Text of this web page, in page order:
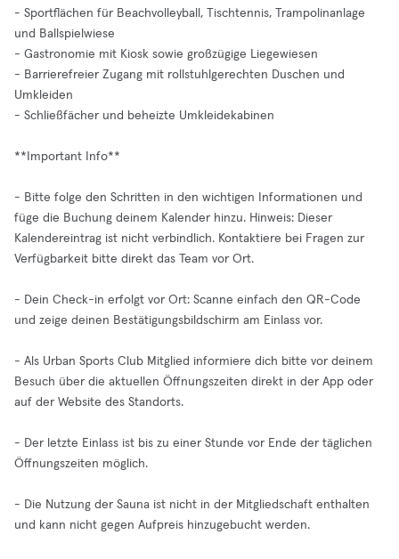
- Sportflächen für Beachvolleyball, Tischtennis, Trampolinanlage
und Ballspielwiese
- Gastronomie mit Kiosk sowie großzügige Liegewiesen
- Barrierefreier Zugang mit rollstuhlgerechten Duschen und
Umkleiden
- Schließfächer und beheizte Umkleidekabinen
**Important Info**
- Bitte folge den Schritten in den wichtigen Informationen und
füge die Buchung deinem Kalender hinzu. Hinweis: Dieser
Kalendereintrag ist nicht verbindlich. Kontaktiere bei Fragen zur
Verfügbarkeit bitte direkt das Team vor Ort.
- Dein Check-in erfolgt vor Ort: Scanne einfach den QR-Code
und zeige deinen Bestätigungsbildschirm am Einlass vor.
- Als Urban Sports Club Mitglied informiere dich bitte vor deinem
Besuch über die aktuellen Öffnungszeiten direkt in der App oder
auf der Website des Standorts.
- Der letzte Einlass ist bis zu einer Stunde vor Ende der täglichen
Öffnungszeiten möglich.
- Die Nutzung der Sauna ist nicht in der Mitgliedschaft enthalten
und kann nicht gegen Aufpreis hinzugebucht werden.